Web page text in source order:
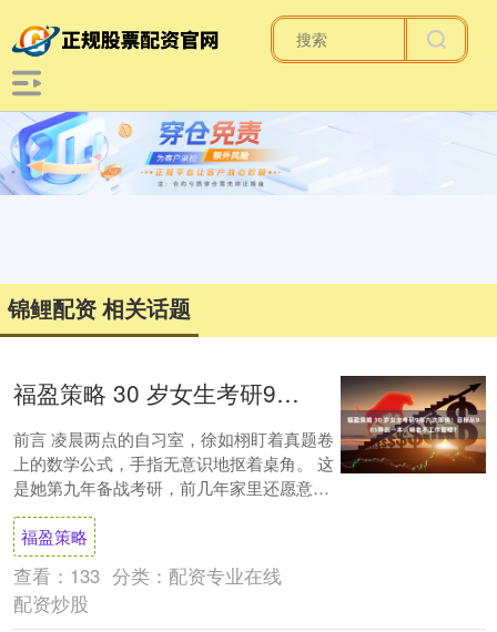
锦鲤配资 相关话题
福盈策略 30 岁女生考研9年六次落榜！目标从985降到一本，啃老不工作图啥？
前言 凌晨两点的自习室，徐如栩盯着真题卷
上的数学公式，手指无意识地抠着桌角。 这
是她第九年备战考研，前几年家里还愿意供
着她，可是慢慢地她就成了“全家的罪人”。
....福盈策略
查看： 133 分类： 配资专业在线
配资炒股